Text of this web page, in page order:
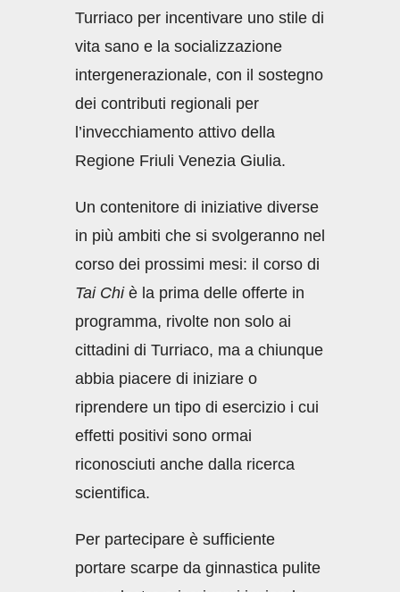
Turriaco per incentivare uno stile di
vita sano e la socializzazione
intergenerazionale, con il sostegno
dei contributi regionali per
l’invecchiamento attivo della
Regione Friuli Venezia Giulia.
Un contenitore di iniziative diverse
in più ambiti che si svolgeranno nel
corso dei prossimi mesi: il corso di
Tai Chiè la prima delle offerte in
programma, rivolte non solo ai
cittadini di Turriaco, ma a chiunque
abbia piacere di iniziare o
riprendere un tipo di esercizio i cui
effetti positivi sono ormai
riconosciuti anche dalla ricerca
scientifica.
Per partecipare è sufficiente
portare scarpe da ginnastica pulite